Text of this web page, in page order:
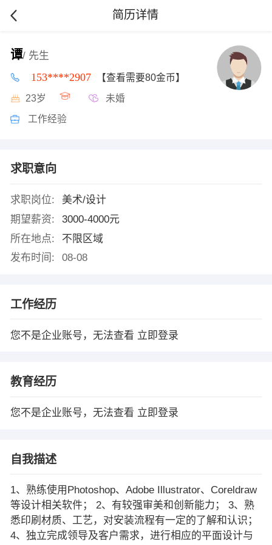
简历详情
谭/ 先生
153****2907 【查看需要80金币】
23岁 未婚
工作经验
求职意向
求职岗位:
美术/设计
期望薪资:
3000-4000元
所在地点:
不限区域
发布时间:
08-08
工作经历
您不是企业账号，无法查看 立即登录
教育经历
您不是企业账号，无法查看 立即登录
自我描述
1、熟练使用Photoshop、Adobe Illustrator、Coreldraw
等设计相关软件； 2、有较强审美和创新能力； 3、熟
悉印刷材质、工艺，对安装流程有一定的了解和认识；
4、独立完成领导及客户需求，进行相应的平面设计与